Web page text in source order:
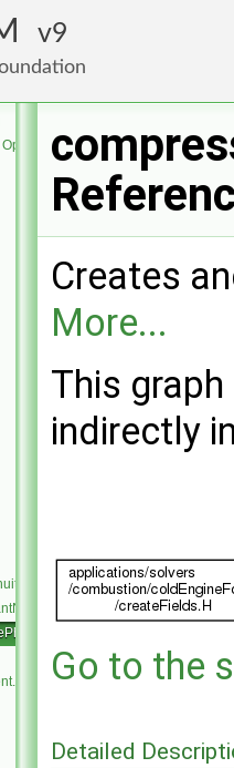
9
Foundation
Creates
More...
This
indirectly
Go to the
Detailed